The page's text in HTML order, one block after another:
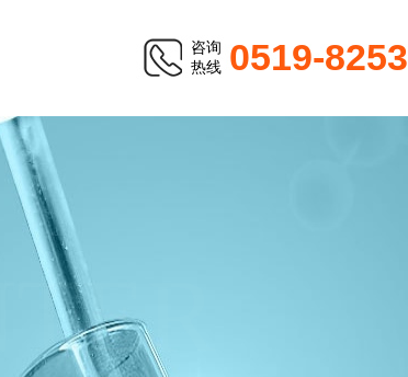
咨询
热线 0519-